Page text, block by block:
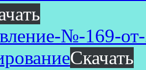
№-169-
Скачать